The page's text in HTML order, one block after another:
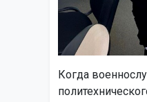
Когда